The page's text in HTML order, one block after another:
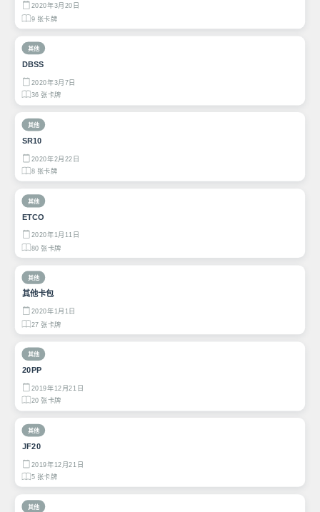
2020年3月20日
9 张卡牌
其他
DBSS
2020年3月7日
36 张卡牌
其他
SR10
2020年2月22日
8 张卡牌
其他
ETCO
2020年1月11日
80 张卡牌
其他
其他卡包
2020年1月1日
27 张卡牌
其他
20PP
2019年12月21日
20 张卡牌
其他
JF20
2019年12月21日
5 张卡牌
其他